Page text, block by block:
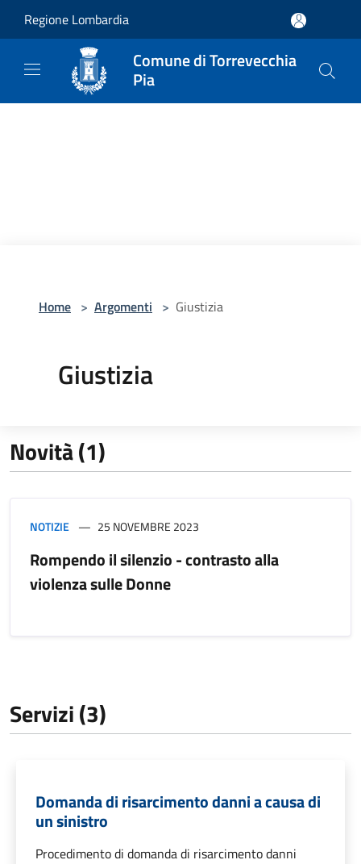
Regione Lombardia
Comune di Torrevecchia
Pia
Home > Argomenti > Giustizia
Giustizia
Novità (1)
NOTIZIE 25 NOVEMBRE 2023
Rompendo il silenzio - contrasto alla
violenza sulle Donne
Servizi (3)
Domanda di risarcimento danni a causa di
un sinistro
Procedimento di domanda di risarcimento danni